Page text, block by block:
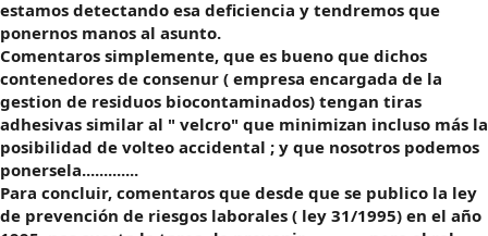
estamos detectando esa deficiencia y tendremos que
ponernos manos al asunto.
Comentaros simplemente, que es bueno que dichos
contenedores de consenur ( empresa encargada de la
gestion de residuos biocontaminados) tengan tiras
adhesivas similar al " velcro" que minimizan incluso más la
posibilidad de volteo accidental ; y que nosotros podemos
ponersela.............
Para concluir, comentaros que desde que se publico la ley
de prevención de riesgos laborales ( ley 31/1995) en el año